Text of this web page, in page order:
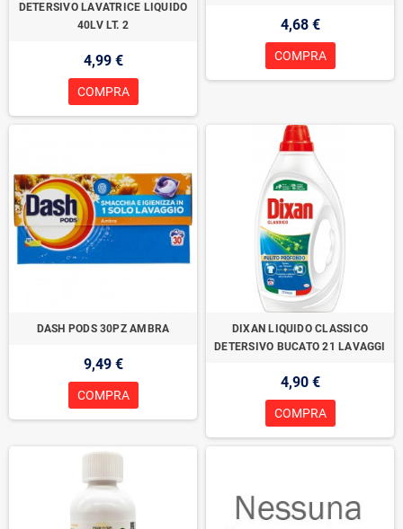
DETERSIVO LAVATRICE LIQUIDO
40LV LT. 2
4,99 €
COMPRA
4,68 €
COMPRA
DASH PODS 30PZ AMBRA
9,49 €
COMPRA
DIXAN LIQUIDO CLASSICO
DETERSIVO BUCATO 21 LAVAGGI
4,90 €
COMPRA